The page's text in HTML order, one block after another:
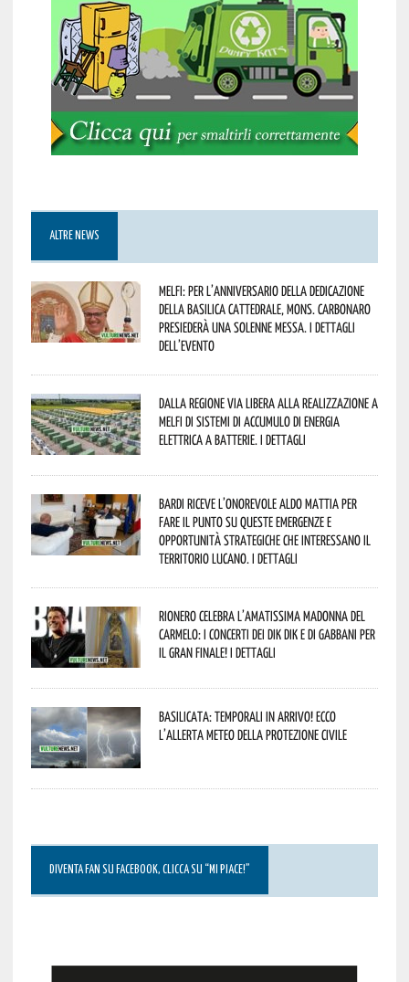
ALTRE NEWS
Melfi: per l’anniversario della Dedicazione
della Basilica Cattedrale, Mons. Carbonaro
presiederà una solenne messa. I dettagli
dell’evento
Dalla Regione via libera alla realizzazione a
Melfi di sistemi di accumulo di energia
elettrica a batterie. I dettagli
Bardi riceve l’onorevole Aldo Mattia per
fare il punto su queste emergenze e
opportunità strategiche che interessano il
territorio lucano. I dettagli
Rionero celebra l’amatissima Madonna del
Carmelo: i concerti dei DIK DIK e di Gabbani per
il gran finale! I dettagli
Basilicata: temporali in arrivo! Ecco
l’allerta meteo della Protezione civile
DIVENTA FAN SU FACEBOOK, CLICCA SU “MI PIACE!”